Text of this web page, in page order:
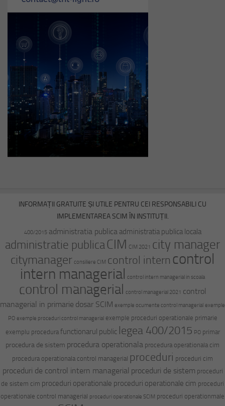
INFORMAȚII GRATUITE ȘI UTILE PENTRU CEI RESPONSABILI CU
IMPLEMENTAREA SCIM ÎN INSTITUȚII.
400/2015 administratia publica administratia publica locala
administratie publicaCIM CIM 2021 city manager
citymanager consiliere CIM control intern control
intern managerial control intern managerial in scoala
control managerial control managerial 2021 control
managerial in primarie dosar SCIM exemple ocumente control managerial exemple
PO exemple proceduri control managerial exemple proceduri operationale primarie
exemplu procedura functionarul public legea 400/2015 PO primar
procedura de sistem procedura operationala procedura operationala cim
procedura operationala control managerial proceduri proceduri cim
proceduri de control intern managerial proceduri de sistem proceduri
de sistem cim proceduri operationale proceduri operationale cim proceduri
operationale control managerial proceduri operationale SCIM proceduri operationmale